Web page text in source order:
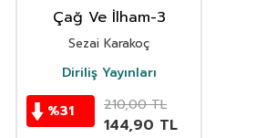
Çağ Ve İlham-3
Sezai Karakoç
Diriliş Yayınları
%31 210,00TL
144,90 TL